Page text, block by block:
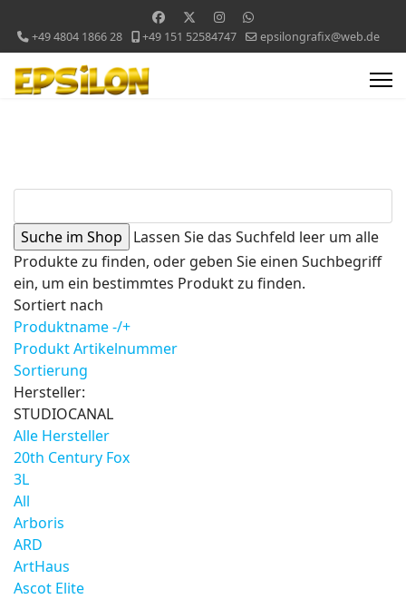
+49 4804 1866 28 +49 151 52584747 epsilongrafix@web.de
Lassen Sie das Suchfeld leer um alle
Produkte zu finden, oder geben Sie einen Suchbegriff
ein, um ein bestimmtes Produkt zu finden.
Sortiert nach
Produktname -/+
Produkt Artikelnummer
Sortierung
Hersteller:
STUDIOCANAL
Alle Hersteller
20th Century Fox
3L
All
Arboris
ARD
ArtHaus
Ascot Elite